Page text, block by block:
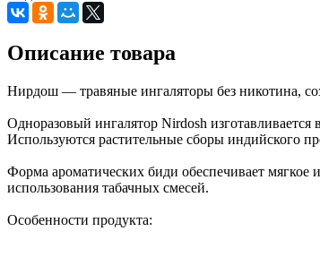
Описание товара
Нирдош — травяные ингаляторы без никотина,
Одноразовый ингалятор Nirdosh
Используются растительные сборы индийского
Форма ароматических биди обеспечивает мягкое
использования табачных смесей.
Особенности продукта: